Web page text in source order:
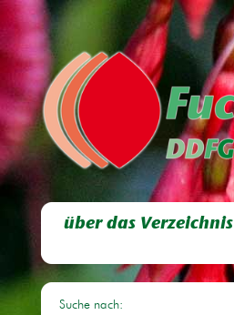
über das Verzeichnis
Suche nach: